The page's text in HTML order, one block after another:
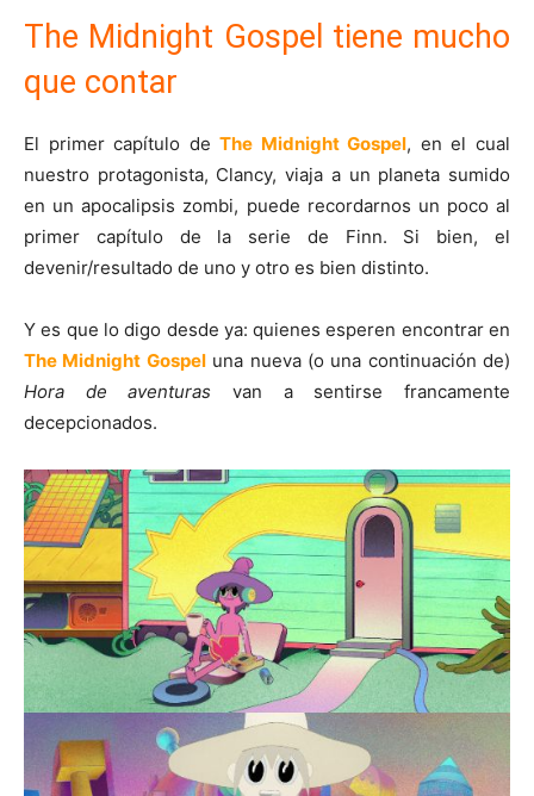
The Midnight Gospel tiene mucho
que contar
El primer capítulo deThe Midnight Gospel, en el cual
nuestro protagonista, Clancy, viaja a un planeta sumido
en un apocalipsis zombi, puede recordarnos un poco al
primer capítulo de la serie de Finn. Si bien, el
devenir/resultado de uno y otro es bien distinto.
Y es que lo digo desde ya: quienes esperen encontrar en
The Midnight Gospeluna nueva (o una continuación de)
Hora de aventuras van a sentirse francamente
decepcionados.